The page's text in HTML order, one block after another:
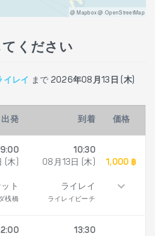
@ Mapbox @ OpenStreetMap
ください
イレイ まで 2026年08月13日 (木)
出発 到着 価格
(木)
ト
桟橋
10:30
08月13日 (木)
ライレイ
ライレイビーチ
1,000 ฿
13:30